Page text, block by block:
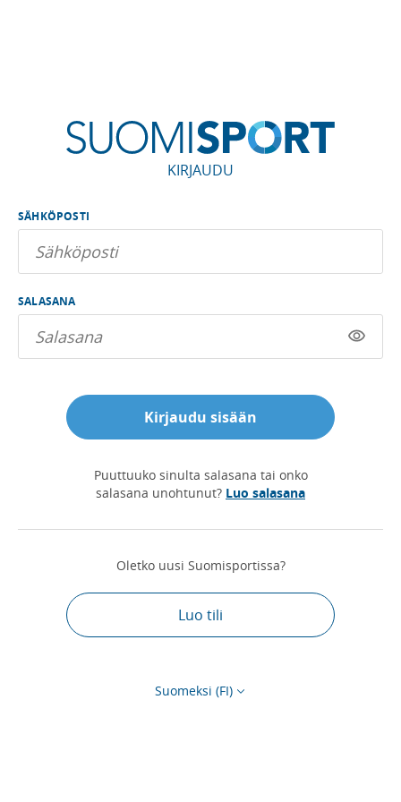
KIRJAUDU
SÄHKÖPOSTI
SALASANA
Kirjaudu sisään
Puuttuuko sinulta salasana tai onko
salasana unohtunut? Luo salasana
Oletko uusi Suomisportissa?
Luo tili
Suomeksi (FI)